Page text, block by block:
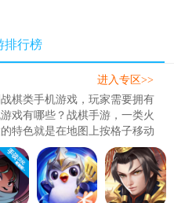
排行榜
棋类手机游戏，玩家需要拥有
戏有哪些？战棋手游，一类火
特色就是在地图上按格子移动
进入专区>>